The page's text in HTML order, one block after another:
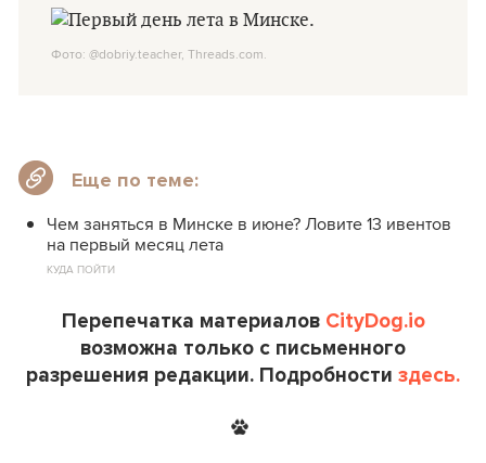
Фото: @dobriy.teacher, Threads.com.
Еще по теме:
Чем заняться в Минске в июне? Ловите 13 ивентов
на первый месяц лета
КУДА ПОЙТИ
Перепечатка материалов CityDog.io
возможна только с письменного
разрешения редакции. Подробности здесь.